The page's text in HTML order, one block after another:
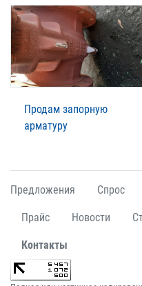
Продам запорную
арматуру
Предложения Спрос
Прайс Новости
Контакты